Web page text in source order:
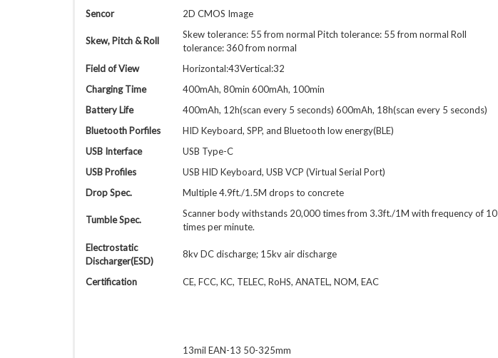
Sencor
2D CMOS Image
Skew, Pitch & Roll
Skew tolerance: 55 from normal Pitch tolerance: 55 from normal Roll
tolerance: 360 from normal
Field of View
Horizontal:43Vertical:32
Charging Time
400mAh, 80min 600mAh, 100min
Battery Life
400mAh, 12h(scan every 5 seconds) 600mAh, 18h(scan every 5 seconds)
Bluetooth Porfiles
HID Keyboard, SPP, and Bluetooth low energy(BLE)
USB Interface
USB Type-C
USB Profiles
USB HID Keyboard, USB VCP (Virtual Serial Port)
Drop Spec.
Multiple 4.9ft./1.5M drops to concrete
Tumble Spec.
Scanner body withstands 20,000 times from 3.3ft./1M with frequency of 10
times per minute.
Electrostatic
Discharger(ESD)
8kv DC discharge; 15kv air discharge
Certification CE, FCC, KC, TELEC, RoHS, ANATEL, NOM, EAC
13mil EAN-13 50-325mm